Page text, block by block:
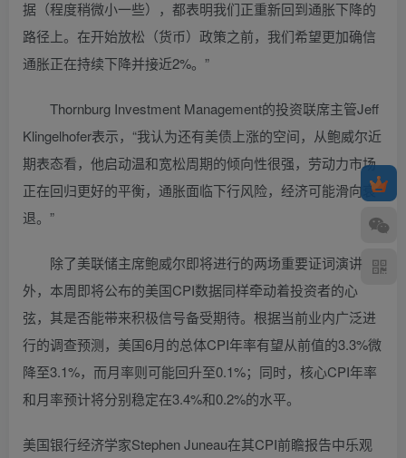
据（程度稍微小一些），都表明我们正重新回到通胀下降的
路径上。在开始放松（货币）政策之前，我们希望更加确信
通胀正在持续下降并接近2%。”
Thornburg Investment Management的投资联席主管Jeff
Klingelhofer表示，“我认为还有美债上涨的空间，从鲍威尔近
期表态看，他启动温和宽松周期的倾向性很强，劳动力市场
正在回归更好的平衡，通胀面临下行风险，经济可能滑向衰
退。”
除了美联储主席鲍威尔即将进行的两场重要证词演讲
外，本周即将公布的美国CPI数据同样牵动着投资者的心
弦，其是否能带来积极信号备受期待。根据当前业内广泛进
行的调查预测，美国6月的总体CPI年率有望从前值的3.3%微
降至3.1%，而月率则可能回升至0.1%；同时，核心CPI年率
和月率预计将分别稳定在3.4%和0.2%的水平。
美国银行经济学家Stephen Juneau在其CPI前瞻报告中乐观